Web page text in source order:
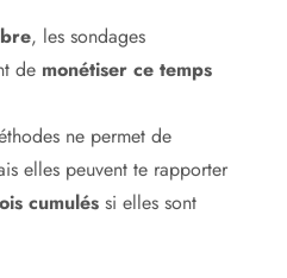
, les sondages
de monétiser ce temps
ne permet de
elles peuvent te rapporter
cumuléssi elles sont